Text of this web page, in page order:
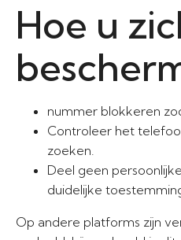
Hoe u
nummer blokkeren
Controleer het
zoeken.
Deel geen
duidelijke
Op andere platforms zijn